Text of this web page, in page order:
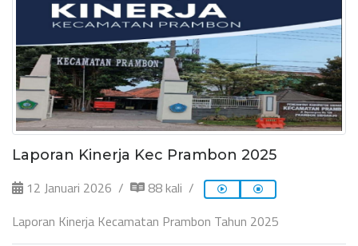
Laporan Kinerja Kec Prambon 2025
12 Januari 2026
88 kali
Laporan Kinerja Kecamatan Prambon Tahun 2025